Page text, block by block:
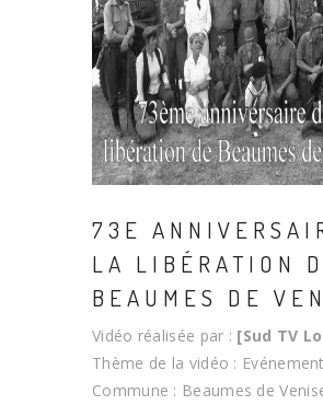
73E
LA LIBÉRATION
BEAUMES DE
Vidéo réalisée par : [Sud TV
Thème de la vidéo : Evénement
Commune : Beaumes de